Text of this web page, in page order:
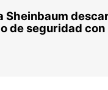
Sheinbaum
de seguridad con